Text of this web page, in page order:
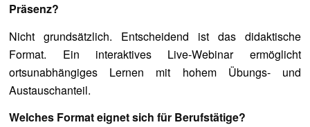
Präsenz?
Nicht grundsätzlich. Entscheidend ist das didaktische
Format. Ein interaktives Live-Webinar ermöglicht
ortsunabhängiges Lernen mit hohem Übungs- und
Austauschanteil.
Welches Format eignet sich für Berufstätige?